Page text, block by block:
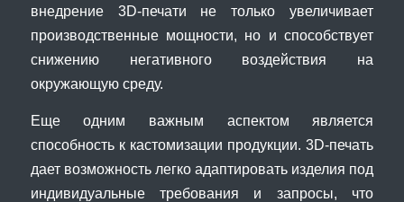
внедрение 3D-печати не только увеличивает
производственные мощности, но и способствует
снижению негативного воздействия на
окружающую среду.
Еще одним важным аспектом является
способность к кастомизации продукции. 3D-печать
дает возможность легко адаптировать изделия под
индивидуальные требования и запросы, что